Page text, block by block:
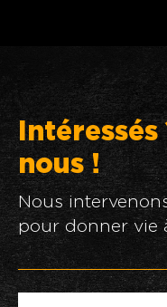
nous !
Nous
pour donner vie